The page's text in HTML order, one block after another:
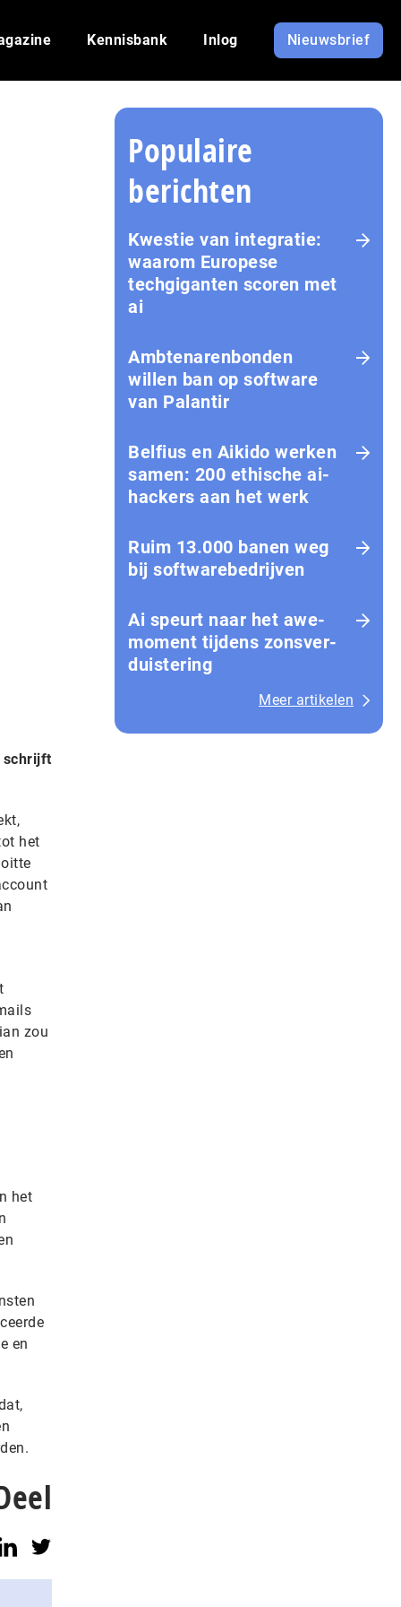
Kennisbank Inlog Nieuwsbrief
schrijft
het
zou
het
en
Populaire
berichten
Kwestie van integratie:
waarom Europese
techgiganten scoren met
ai
Amb­te­na­ren­bon­den
willen ban op software
van Palantir
Belfius en Aikido werken
samen: 200 ethische ai-
hackers aan het werk
Ruim 13.000 banen weg
bij softwarebedrijven
Ai speurt naar het awe-
moment tijdens zons­ver­
duis­te­ring
Meer artikelen